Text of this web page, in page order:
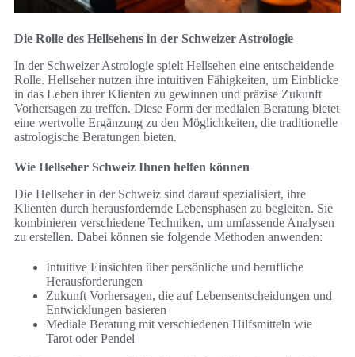
Die Rolle des Hellsehens in der Schweizer Astrologie
In der Schweizer Astrologie spielt Hellsehen eine entscheidende
Rolle. Hellseher nutzen ihre intuitiven Fähigkeiten, um Einblicke
in das Leben ihrer Klienten zu gewinnen und präzise Zukunft
Vorhersagen zu treffen. Diese Form der medialen Beratung bietet
eine wertvolle Ergänzung zu den Möglichkeiten, die traditionelle
astrologische Beratungen bieten.
Wie Hellseher Schweiz Ihnen helfen können
Die Hellseher in der Schweiz sind darauf spezialisiert, ihre
Klienten durch herausfordernde Lebensphasen zu begleiten. Sie
kombinieren verschiedene Techniken, um umfassende Analysen
zu erstellen. Dabei können sie folgende Methoden anwenden:
Intuitive Einsichten über persönliche und berufliche
Herausforderungen
Zukunft Vorhersagen, die auf Lebensentscheidungen und
Entwicklungen basieren
Mediale Beratung mit verschiedenen Hilfsmitteln wie
Tarot oder Pendel